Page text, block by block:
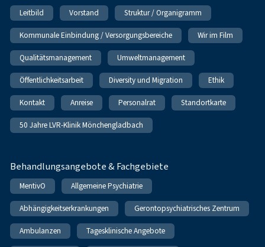
Leitbild Vorstand Struktur / Organigramm
Kommunale Einbindung / Versorgungsbereiche Wir im Film
Qualitätsmanagement Umweltmanagement
Öffentlichkeitsarbeit Diversity und Migration Ethik
Kontakt Anreise Personalrat Standortkarte
50 Jahre LVR-Klinik Mönchengladbach
Behandlungsangebote & Fachgebiete
MentivO Allgemeine Psychiatrie
Abhängigkeitserkrankungen Gerontopsychiatrisches Zentrum
Ambulanzen Tagesklinische Angebote